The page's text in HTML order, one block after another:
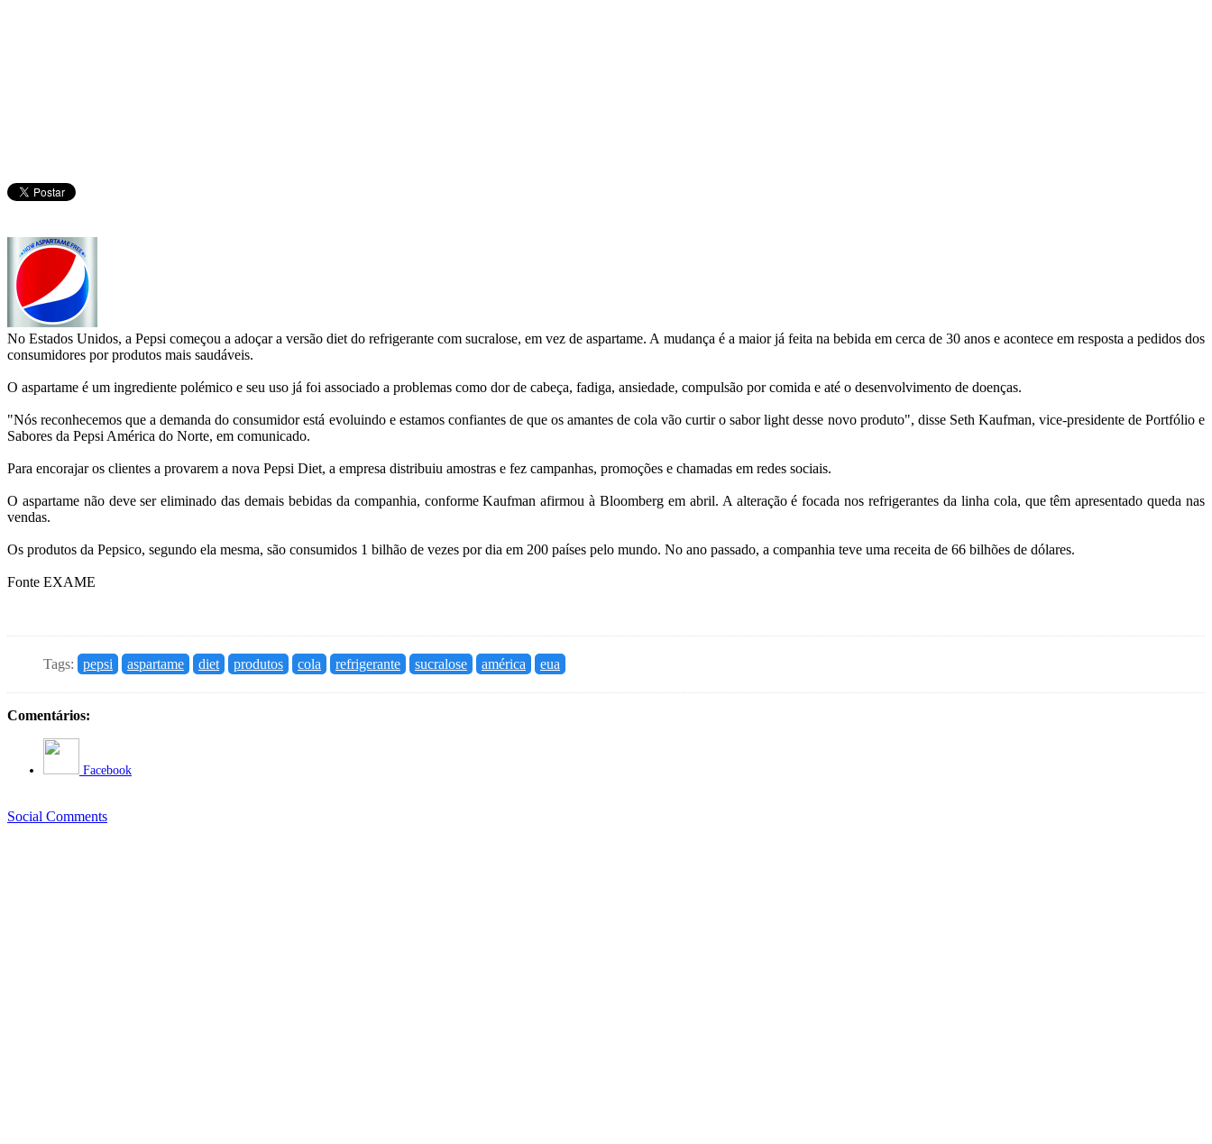
No Estados Unidos, a Pepsi começou a adoçar a versão diet do refrigerante com sucralose, em vez de aspartame. A mudança é a maior já feita na bebida em cerca de 30 anos e acontece em resposta a pedidos dos
consumidores por produtos mais saudáveis.
O aspartame é um ingrediente polémico e seu uso já foi associado a problemas como dor de cabeça, fadiga, ansiedade, compulsão por comida e até o desenvolvimento de doenças.
"Nós reconhecemos que a demanda do consumidor está evoluindo e estamos confiantes de que os amantes de cola vão curtir o sabor light desse novo produto", disse Seth Kaufman, vice-presidente de Portfólio e
Sabores da Pepsi América do Norte, em comunicado.
Para encorajar os clientes a provarem a nova Pepsi Diet, a empresa distribuiu amostras e fez campanhas, promoções e chamadas em redes sociais.
O aspartame não deve ser eliminado das demais bebidas da companhia, conforme Kaufman afirmou à Bloomberg em abril. A alteração é focada nos refrigerantes da linha cola, que têm apresentado queda nas
vendas.
Os produtos da Pepsico, segundo ela mesma, são consumidos 1 bilhão de vezes por dia em 200 países pelo mundo. No ano passado, a companhia teve uma receita de 66 bilhões de dólares.
Fonte EXAME
Tags: pepsi aspartame diet produtos cola refrigerante sucralose américa eua
Comentários:
Facebook
Social Comments